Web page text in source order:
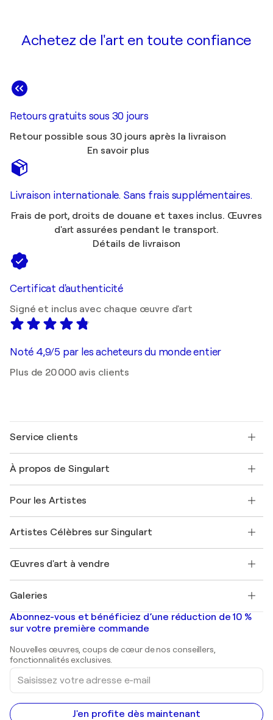
Achetez de l'art en toute confiance
Retours gratuits sous 30 jours
Retour possible sous 30 jours après la livraison
En savoir plus
Livraison internationale. Sans frais supplémentaires.
Frais de port, droits de douane et taxes inclus. Œuvres
d'art assurées pendant le transport.
Détails de livraison
Certificat d'authenticité
Signé et inclus avec chaque œuvre d'art
Noté 4,9/5 par les acheteurs du monde entier
Plus de 20 000 avis clients
Service clients
Expédition
Offrir une carte cadeau
Rejoignez notre programme commercial
Mon compte
+33 1 76 44 06 42
À propos de Singulart
FAQ
Magazine Singulart
Emplois
Découvrez une sélection d'art original
Pour les Artistes
Se connecter en tant qu'Artiste
Artistes Célèbres sur Singulart
Marc Chagall
Banksy
Mr. Brainwash
Shepard Fairey
Œuvres d'art à vendre
Tableaux abstraits à vendre
Peintures de paysage
Estampes
Peintures acryliques
Galeries
Galeries d'art en France
Galeries d'art en Belgique
Abonnez-vous et bénéficiez d’une réduction de 10 %
sur votre première commande
Nouvelles œuvres, coups de cœur de nos conseillers,
fonctionnalités exclusives.
Saisissez
votre
adresse
e-
mail
J'en profite dès maintenant